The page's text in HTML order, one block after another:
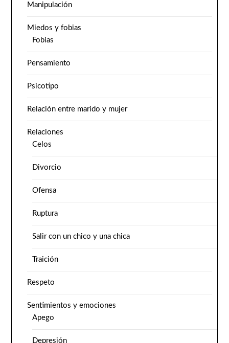
Manipulación
Miedos y fobias
Fobias
Pensamiento
Psicotipo
Relación entre marido y mujer
Relaciones
Celos
Divorcio
Ofensa
Ruptura
Salir con un chico y una chica
Traición
Respeto
Sentimientos y emociones
Apego
Depresión